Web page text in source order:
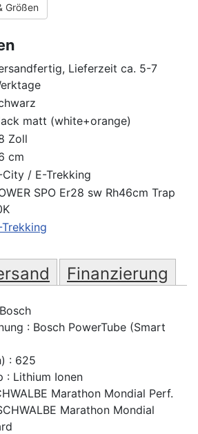
Größen
Lieferzeit ca. 5-7
matt (white+orange)
Zoll
cm
City / E-Trekking
SPO Er28 sw Rh46cm Trap
Trekking
Finanzierung
: Bosch PowerTube (Smart
: 625
: Lithium Ionen
Marathon Mondial Perf.
Marathon Mondial